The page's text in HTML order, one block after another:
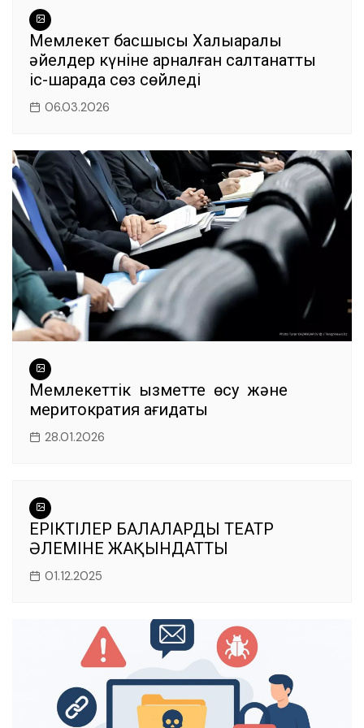
Мемлекет басшысы Халықаралық
әйелдер күніне арналған салтанатты
іс-шарада сөз сөйледі
06.03.2026
Мемлекеттік қызметте өсу және
меритократия қағидаты
28.01.2026
ЕРІКТІЛЕР БАЛАЛАРДЫ ТЕАТР
ӘЛЕМІНЕ ЖАҚЫНДАТТЫ
01.12.2025